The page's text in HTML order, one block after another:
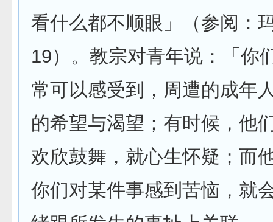
看什么都不顺眼」（参阅：
19）。教宗对青年说：「你
常可以感受到，周遭的成年
的希望与渴望；有时候，他
欢欣鼓舞，就心生怀疑；而
你们对某件事感到苦恼，就